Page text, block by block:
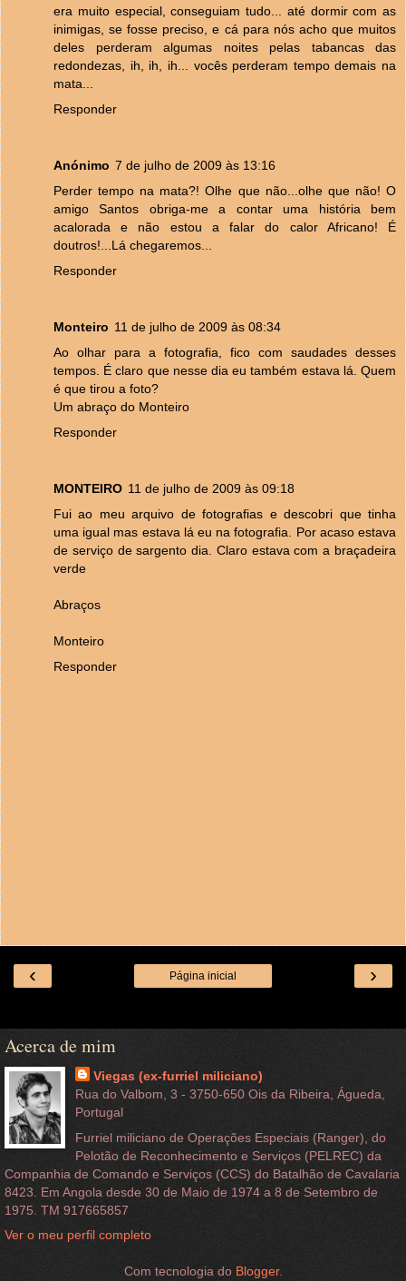
era muito especial, conseguiam tudo... até dormir com as
inimigas, se fosse preciso, e cá para nós acho que muitos
deles perderam algumas noites pelas tabancas das
redondezas, ih, ih, ih... vocês perderam tempo demais na
mata...
Responder
Anónimo 7 de julho de 2009 às 13:16
Perder tempo na mata?! Olhe que não...olhe que não! O
amigo Santos obriga-me a contar uma história bem
acalorada e não estou a falar do calor Africano! É
doutros!...Lá chegaremos...
Responder
Monteiro 11 de julho de 2009 às 08:34
Ao olhar para a fotografia, fico com saudades desses
tempos. É claro que nesse dia eu também estava lá. Quem
é que tirou a foto?
Um abraço do Monteiro
Responder
MONTEIRO 11 de julho de 2009 às 09:18
Fui ao meu arquivo de fotografias e descobri que tinha
uma igual mas estava lá eu na fotografia. Por acaso estava
de serviço de sargento dia. Claro estava com a braçadeira
verde
Abraços
Monteiro
Responder
‹ ›
Página inicial
Acerca de mim
Viegas (ex-furriel miliciano)
Rua do Valbom, 3 - 3750-650 Ois da Ribeira, Águeda,
Portugal
Furriel miliciano de Operações Especiais (Ranger), do
Pelotão de Reconhecimento e Serviços (PELREC) da
Companhia de Comando e Serviços (CCS) do Batalhão de Cavalaria
8423. Em Angola desde 30 de Maio de 1974 a 8 de Setembro de
1975. TM 917665857
Ver o meu perfil completo
Com tecnologia do Blogger.